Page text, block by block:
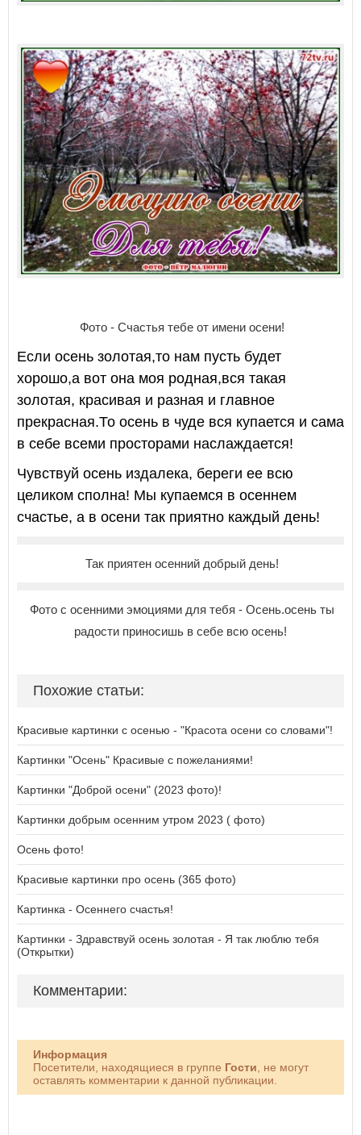
Фото - Счастья тебе от имени осени!
Если осень золотая,то нам пусть будет
хорошо,а вот она моя родная,вся такая
золотая, красивая и разная и главное
прекрасная.То осень в чуде вся купается и сама
в себе всеми просторами наслаждается!
Чувствуй осень издалека, береги ее всю
целиком сполна! Мы купаемся в осеннем
счастье, а в осени так приятно каждый день!
Так приятен осенний добрый день!
Фото с осенними эмоциями для тебя - Осень.осень ты
радости приносишь в себе всю осень!
Похожие статьи:
Красивые картинки с осенью - "Красота осени со словами"!
Картинки "Осень" Красивые с пожеланиями!
Картинки "Доброй осени" (2023 фото)!
Картинки добрым осенним утром 2023 ( фото)
Осень фото!
Красивые картинки про осень (365 фото)
Картинка - Осеннего счастья!
Картинки - Здравствуй осень золотая - Я так люблю тебя
(Открытки)
Комментарии:
Информация
Посетители, находящиеся в группе Гости , не могут
оставлять комментарии к данной публикации.